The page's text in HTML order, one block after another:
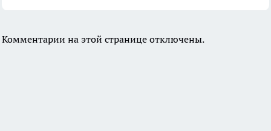
Комментарии на этой странице отключены.